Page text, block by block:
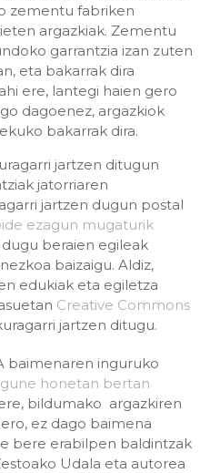
zementu fabriken
argazkiak. Zementu
garrantzia izan zuten
eta bakarrak dira
ere, lantegi haien gero
dagoenez, argazkiok
bakarrak dira.
jartzen ditugun
jatorriaren
jartzen dugun postal
ezagun mugaturik
beraien egileak
baizaigu. Aldiz,
edukiak eta egiletza
Creative Commons
jartzen ditugu.
baimenaren inguruko
honetan bertan
bildumako argazkiren
ez dago baimena
bere erabilpen baldintzak
Udala eta autorea